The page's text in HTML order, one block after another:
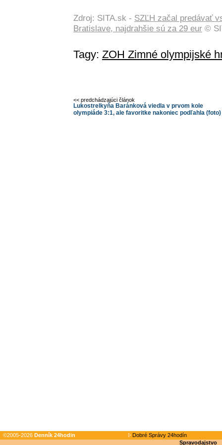
Zdroj: SITA.sk - SZĽH začal predávať
Bratislave, najdrahšie sú za 29 eur ©
Tagy: ZOH Zimné olympijské
<< predchádzajúci článok
Lukostrelkyňa Baránková viedla v prvom kole
olympiáde 3:1, ale favoritke nakoniec podľahla (foto)
©2005-2026 Denník 24hodin
Dobré Správy 24hodín
Spravodajstvo